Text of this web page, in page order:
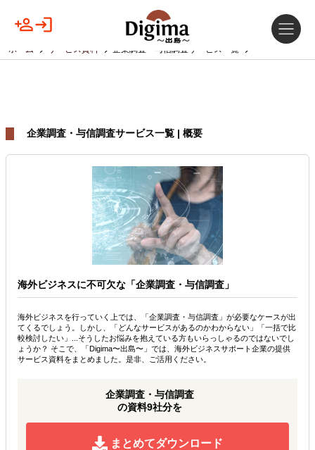
ホーム サービス資料 企業調査・与信調査サービス一覧
企業調査・与信調査サービス一覧 | 概要
海外ビジネスに不可欠な「企業調査・与信調査」
海外ビジネスを行っていく上では、「企業調査・与信調査」が必要なケースが出
てくるでしょう。しかし、「どんなサービスがあるのかわからない」「一括で比
較検討したい」...そうしたお悩みを抱えている方もいらっしゃるのではないでし
ょうか？ そこで、「Digima〜出島〜」では、海外ビジネスサポート企業の提供
サービス資料をまとめました。是非、ご活用ください。
企業調査・与信調査
の資料9社分を
まとめてダウンロード